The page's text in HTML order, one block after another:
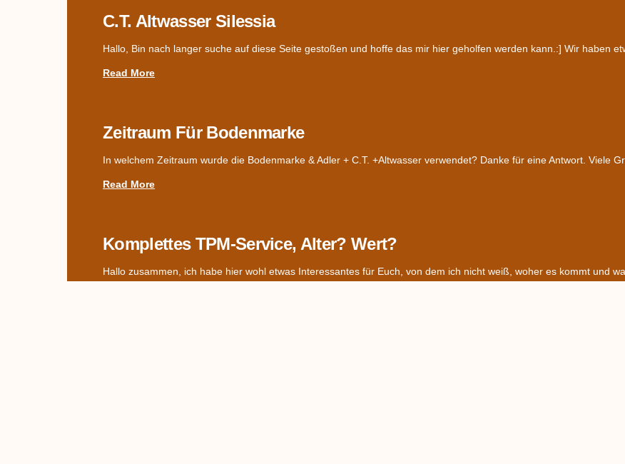
C.T. Altwasser Silessia
Hallo, Bin nach langer suche auf diese Seite gestoßen und hoffe das mir hier geholfen werden kann.:] Wir haben
Read More
Zeitraum Für Bodenmarke
In welchem Zeitraum wurde die Bodenmarke & Adler + C.T. +Altwasser verwendet? Danke für eine Antwort. Viele
Read More
Komplettes TPM-Service, Alter? Wert?
Hallo zusammen, ich habe hier wohl etwas Interessantes für Euch, von dem ich nicht weiß, woher es kommt und